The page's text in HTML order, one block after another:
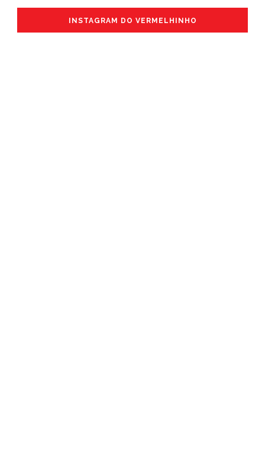
INSTAGRAM DO VERMELHINHO